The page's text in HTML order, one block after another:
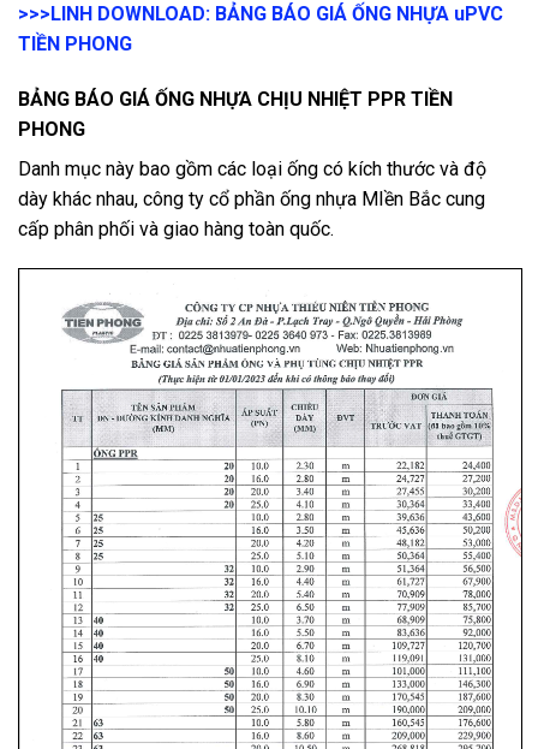
>>>LINH DOWNLOAD: BẢNG BÁO GIÁ ỐNG NHỰA uPVC
TIỀN PHONG
BẢNG BÁO GIÁ ỐNG NHỰA CHỊU NHIỆT PPR TIỀN
PHONG
Danh mục này bao gồm các loại ống có kích thước và độ
dày khác nhau, công ty cổ phần ống nhựa MIền Bắc cung
cấp phân phối và giao hàng toàn quốc.